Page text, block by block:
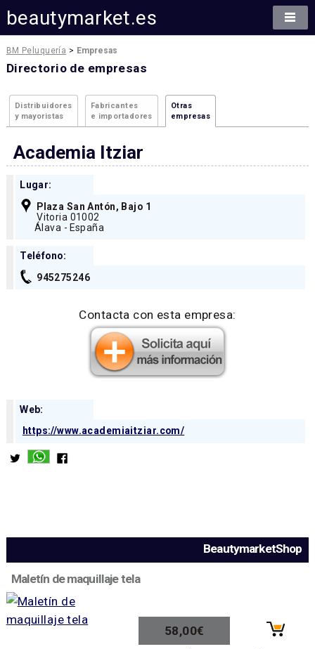
beautymarket.es
BM Peluquería > Empresas
Directorio de empresas
Distribuidores
y mayoristas
Fabricantes
e importadores
Otras
empresas
Academia Itziar
Lugar:
Plaza San Antón, Bajo 1
Vitoria 01002
Álava - España
Teléfono:
945275246
Contacta con esta empresa:
Web:
https://www.academiaitziar.com/
BeautymarketShop
Maletín de maquillaje tela
58,00€